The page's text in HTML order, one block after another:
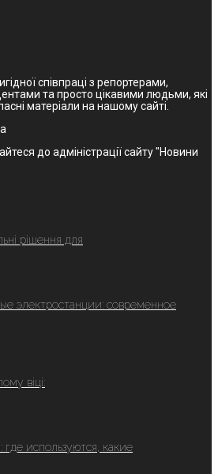
співпраці з репортерами,
та просто цікавими людьми, які
матеріали на нашому сайті.
до адміністрації сайту "Новини
рішення для
электростанции: современное
віці:
используются, какие